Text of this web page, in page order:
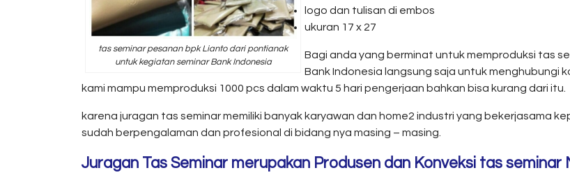
tas seminar pesanan bpk Lianto dari pontianak
untuk kegiatan seminar Bank Indonesia
logo dan tulisan di embos
ukuran 17 x 27
Bagi anda yang berminat untuk memproduksi tas
Bank Indonesia langsung saja untuk menghubungi
kami mampu memproduksi 1000 pcs dalam waktu 5 hari pengerjaan bahkan bisa kurang dari itu.
karena juragan tas seminar memiliki banyak karyawan dan home2 industri yang bekerjasama
sudah berpengalaman dan profesional di bidang nya masing – masing.
Juragan Tas Seminar merupakan Produsen dan Konveksi tas seminar